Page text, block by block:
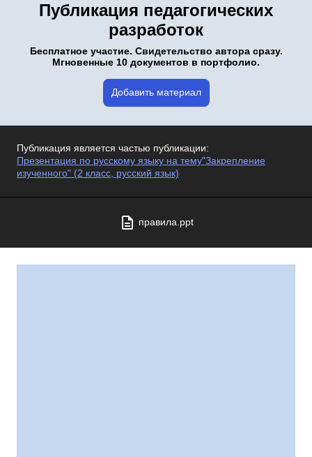
Публикация педагогических
разработок
Бесплатное участие. Свидетельство автора сразу.
Мгновенные 10 документов в портфолио.
Добавить материал
Публикация является частью публикации:
Презентация по русскому языку на тему"Закрепление
изученного" (2 класс, русский язык)
правила.ppt